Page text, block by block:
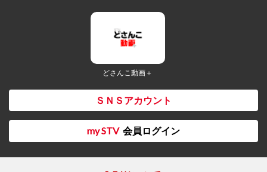
どさんこ動画＋
ＳＮＳアカウント
my STV 会員ログイン